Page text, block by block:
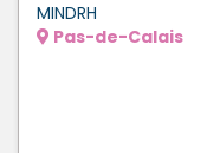
MINDRH
Pas-de-Calais